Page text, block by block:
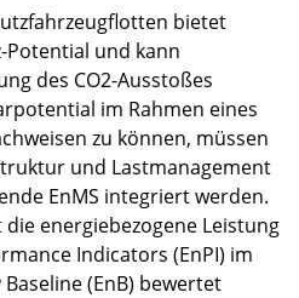
bietet
Potential und kann
des CO2-Ausstoßes
im Rahmen eines
zu können, müssen
und Lastmanagement
EnMS integriert werden.
energiebezogene Leistung
Indicators (EnPI) im
(EnB) bewertet